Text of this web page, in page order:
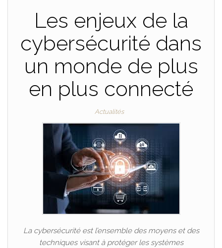
Les enjeux de la
cybersécurité dans
un monde de plus
en plus connecté
Actualités
La cybersécurité est l’ensemble des moyens et des
techniques visant à protéger les systèmes